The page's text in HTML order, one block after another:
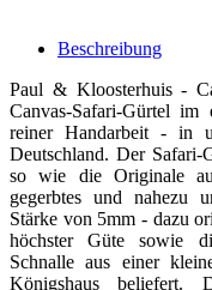
Beschreibung
Paul & Kloosterhuis -
Canvas-Safari-Gürtel
reiner Handarbeit - in
Deutschland. Der Safari-
so wie die Originale
gegerbtes und nahezu
Stärke von 5mm - dazu
höchster Güte sowie
Schnalle aus einer
Königshaus beliefert.